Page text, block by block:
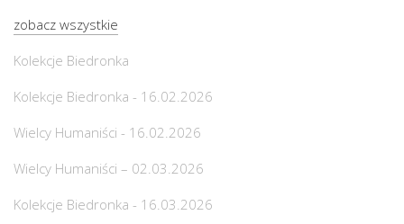
zobacz wszystkie
Kolekcje Biedronka
Kolekcje Biedronka - 16.02.2026
Wielcy Humaniści - 16.02.2026
Wielcy Humaniści – 02.03.2026
Kolekcje Biedronka - 16.03.2026